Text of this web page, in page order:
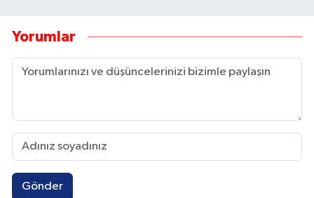
Yorumlar